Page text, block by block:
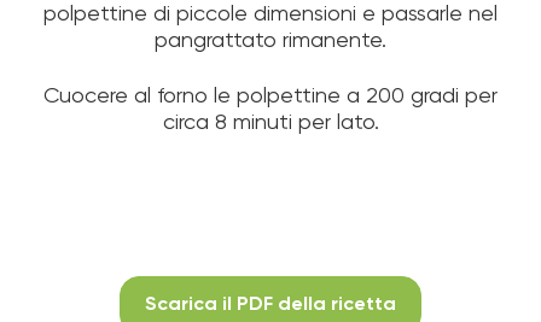
polpettine di piccole dimensioni e passarle nel
pangrattato rimanente.
Cuocere al forno le polpettine a 200 gradi per
circa 8 minuti per lato.
Scarica il PDF della ricetta